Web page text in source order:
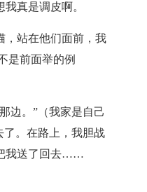
真是调皮啊。
，站在他们面前，我
是前面举的例
边。”（我家是自己
了。在路上，我胆战
我送了回去……